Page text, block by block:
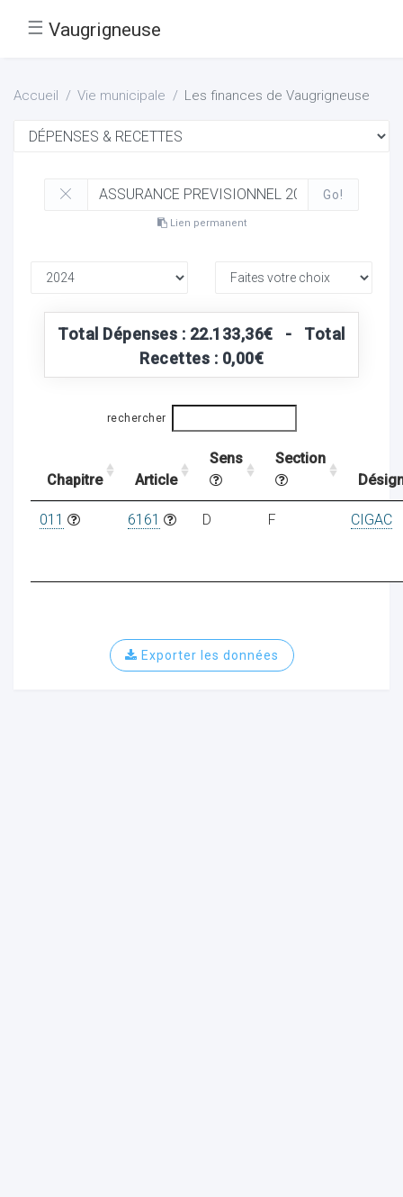
☰ Vaugrigneuse
Accueil Vie municipale Les finances de Vaugrigneuse
Go!
Lien permanent
Total Dépenses : 22.133,36€ - Total
Recettes : 0,00€
rechercher
Chapitre Article
Sens
Section
011 6161 D F CIGAC
Exporter les données